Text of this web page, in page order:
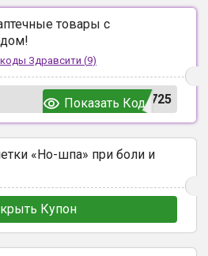
товары с
Здравсити (9)
725
Показать Код
«Но-шпа» при боли и
Купон